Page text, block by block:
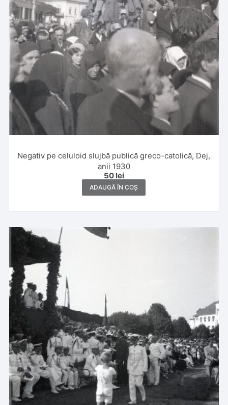
Negativ pe celuloid slujbă publică greco-catolică, Dej,
anii 1930
50 lei
ADAUGĂ ÎN COȘ